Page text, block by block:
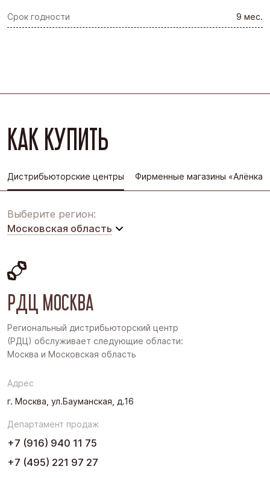
Срок годности 9 мес.
КАК КУПИТЬ
Дистрибьюторские центры Фирменные магазины «Алёнка»
Выберите регион:
Московская область
Восточная Сибирь
Дальний Восток
Поволжье
Урал
РДЦ МОСКВА
Региональный дистрибьюторский центр
(РДЦ) обслуживает следующие области:
Москва и Московская область
Адрес
г. Москва, ул.Бауманская, д.16
Департамент продаж
+7 (916) 940 11 75
+7 (495) 221 97 27